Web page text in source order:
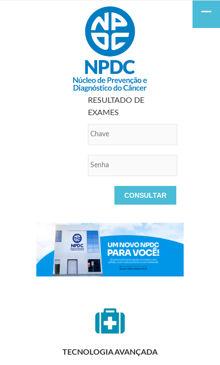
RESULTADO DE
EXAMES
TECNOLOGIA AVANÇADA